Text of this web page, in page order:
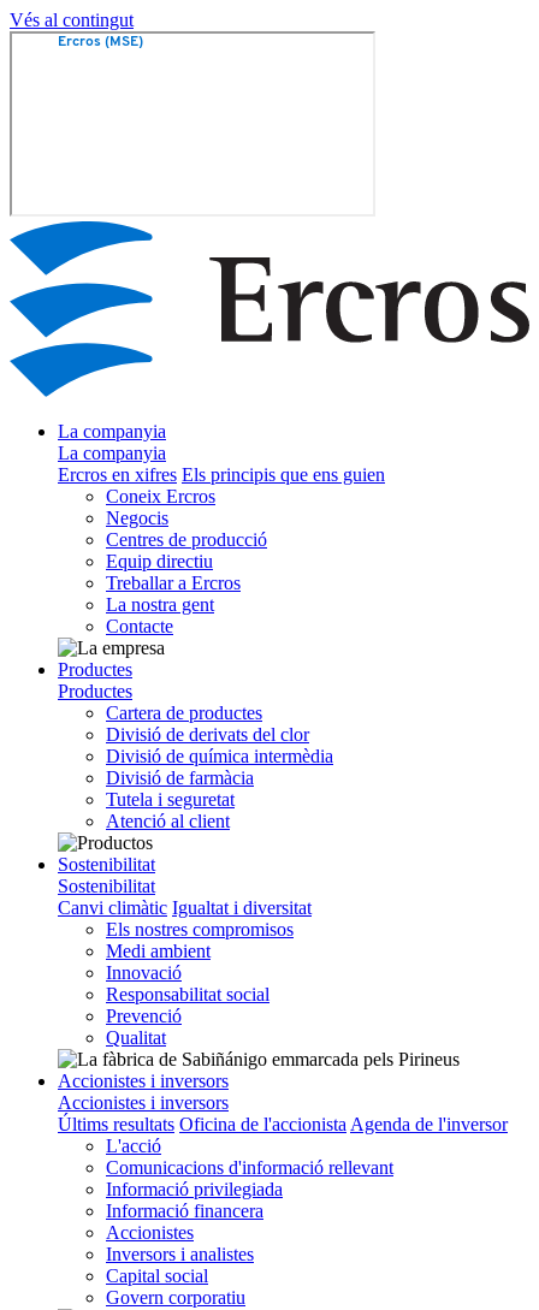
Vés al contingut
La companyia
La companyia
Ercros en xifres Els principis que ens guien
Coneix Ercros
Negocis
Centres de producció
Equip directiu
Treballar a Ercros
La nostra gent
Contacte
Productes
Productes
Cartera de productes
Divisió de derivats del clor
Divisió de química intermèdia
Divisió de farmàcia
Tutela i seguretat
Atenció al client
Sostenibilitat
Sostenibilitat
Canvi climàtic Igualtat i diversitat
Els nostres compromisos
Medi ambient
Innovació
Responsabilitat social
Prevenció
Qualitat
Accionistes i inversors
Accionistes i inversors
Últims resultats Oficina de l'accionista Agenda de l'inversor
L'acció
Comunicacions d'informació rellevant
Informació privilegiada
Informació financera
Accionistes
Inversors i analistes
Capital social
Govern corporatiu